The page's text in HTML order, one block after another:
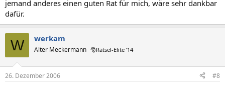
jemand anderes einen guten Rat für mich, wäre sehr dankbar
dafür.
W werkam
Alter Meckermann 🎅Rätsel-Elite ’14
26. Dezember 2006 #8